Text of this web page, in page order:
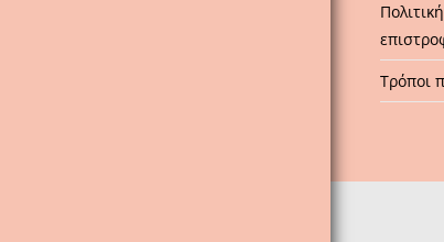
Τρόποι